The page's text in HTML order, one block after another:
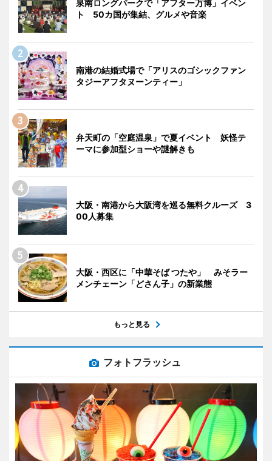
泉南ロングパークで「アフター万博」イベン
ト 50カ国が集結、グルメや音楽
南港の結婚式場で「アリスのゴシックファン
タジーアフタヌーンティー」
弁天町の「空庭温泉」で夏イベント 妖怪テ
ーマに参加型ショーや謎解きも
大阪・南港から大阪湾を巡る無料クルーズ 3
00人募集
大阪・西区に「中華そば つたや」 みそラー
メンチェーン「どさん子」の新業態
もっと見る
フォトフラッシュ